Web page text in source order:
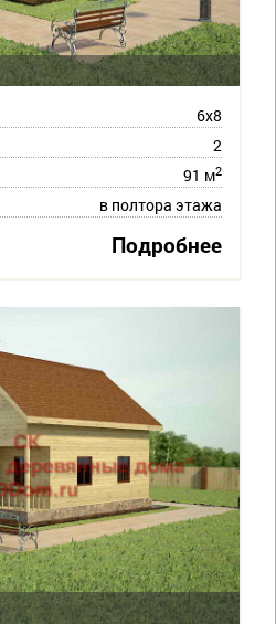
6х8
2
91 м2
в полтора этажа
Подробнее